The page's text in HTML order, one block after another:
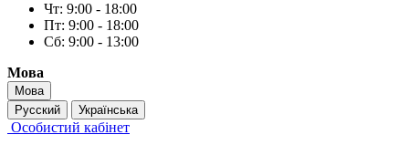
Чт: 9:00 - 18:00
Пт: 9:00 - 18:00
Сб: 9:00 - 13:00
Мова
Мова
Русский
Українська
Особистий кабінет